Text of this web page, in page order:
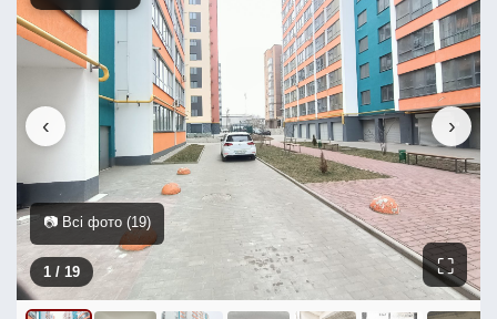
‹ ›
1 / 19 ⛶
📷 Всі фото (19)